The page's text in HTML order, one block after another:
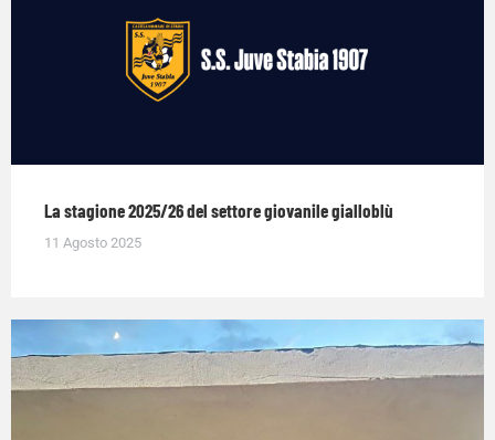
La stagione 2025/26 del settore giovanile gialloblù
11 Agosto 2025